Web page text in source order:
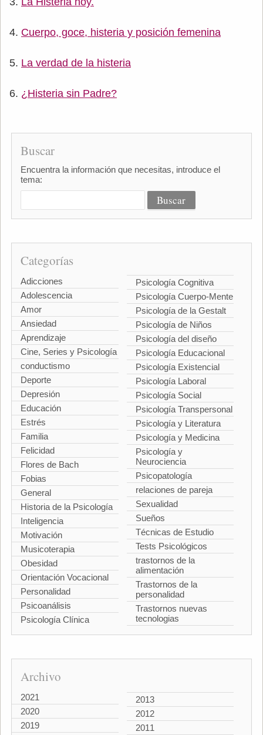
Cuerpo, goce, histeria y posición femenina
La verdad de la histeria
¿Histeria sin Padre?
Buscar
Encuentra la información que necesitas, introduce el
tema:
Categorías
Adicciones
Adolescencia
Amor
Ansiedad
Aprendizaje
Cine, Series y Psicología
conductismo
Deporte
Depresión
Educación
Estrés
Familia
Felicidad
Flores de Bach
Fobias
General
Historia de la Psicología
Inteligencia
Motivación
Musicoterapia
Obesidad
Orientación Vocacional
Personalidad
Psicoanálisis
Psicología Clínica
Psicología Cognitiva
Psicología Cuerpo-Mente
Psicología de la Gestalt
Psicología de Niños
Psicología del diseño
Psicología Educacional
Psicología Existencial
Psicología Laboral
Psicología Social
Psicología Transpersonal
Psicología y Literatura
Psicología y Medicina
Psicología y
Neurociencia
Psicopatología
relaciones de pareja
Sexualidad
Sueños
Técnicas de Estudio
Tests Psicológicos
trastornos de la
alimentación
Trastornos de la
personalidad
Trastornos nuevas
tecnologias
Archivo
2021
2020
2019
2013
2012
2011